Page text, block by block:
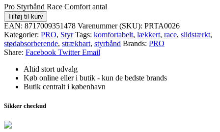
Pro Styrbånd Race Comfort antal
Tilføj til kurv
EAN: 8717009351478 Varenummer (SKU): PRTA0026
Kategorier: PRO, Styr Tags: komfortabelt, lækkert, race, slidstærkt,
stødabsorberende, strækbart, styrbånd Brands: PRO
Share: Facebook Twitter Email
Altid stort udvalg
Køb online eller i butik - kun de bedste brands
Butik centralt i københavn
Sikker checkud